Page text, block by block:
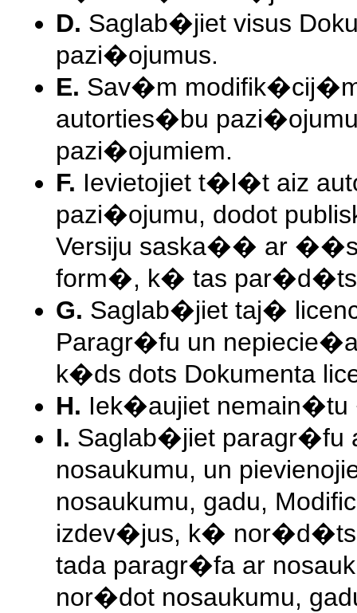
D. Saglab�jiet visus
pazi�ojumus.
E. Sav�m
autorties�bu
pazi�ojumiem.
F. Ievietojiet t�l�t aiz
pazi�ojumu, dodot
Versiju saska�� ar ��s
form�, k� tas
G. Saglab�jiet taj�
Paragr�fu un
k�ds dots Dokumenta
H. Iek�aujiet
I. Saglab�jiet paragr�fu
nosaukumu, un
nosaukumu, gadu,
izdev�jus, k� nor�d�ts
tada paragr�fa ar
nor�dot nosaukumu,